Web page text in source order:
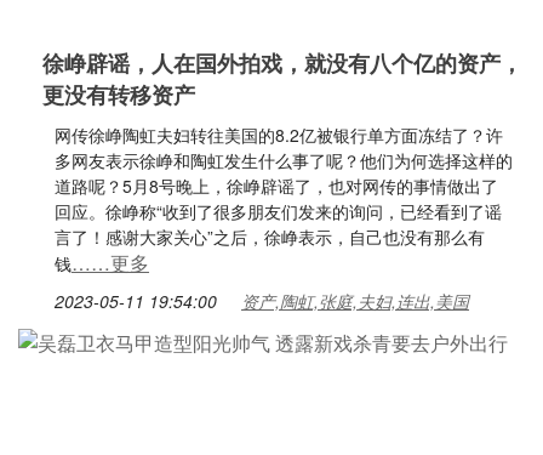
徐峥辟谣，人在国外拍戏，就没有八个亿的资产，
更没有转移资产
网传徐峥陶虹夫妇转往美国的8.2亿被银行单方面冻结了？许
多网友表示徐峥和陶虹发生什么事了呢？他们为何选择这样的
道路呢？5月8号晚上，徐峥辟谣了，也对网传的事情做出了
回应。徐峥称“收到了很多朋友们发来的询问，已经看到了谣
言了！感谢大家关心”之后，徐峥表示，自己也没有那么有
钱……更多
2023-05-11 19:54:00 资产,陶虹,张庭,夫妇,连出,美国